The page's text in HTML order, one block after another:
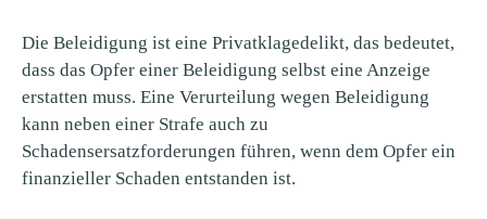
Die Beleidigung ist eine Privatklagedelikt, das bedeutet,
dass das Opfer einer Beleidigung selbst eine Anzeige
erstatten muss. Eine Verurteilung wegen Beleidigung
kann neben einer Strafe auch zu
Schadensersatzforderungen führen, wenn dem Opfer ein
finanzieller Schaden entstanden ist.